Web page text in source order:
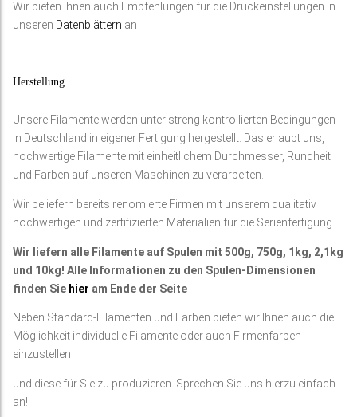
Wir bieten Ihnen auch Empfehlungen für die Druckeinstellungen in
unseren Datenblättern an
Herstellung
Unsere Filamente werden unter streng kontrollierten Bedingungen
in Deutschland in eigener Fertigung hergestellt. Das erlaubt uns,
hochwertige Filamente mit einheitlichem Durchmesser, Rundheit
und Farben auf unseren Maschinen zu verarbeiten.
Wir beliefern bereits renomierte Firmen mit unserem qualitativ
hochwertigen und zertifizierten Materialien für die Serienfertigung.
Wir liefern alle Filamente auf Spulen mit 500g, 750g, 1kg, 2,1kg
und 10kg! Alle Informationen zu den Spulen-Dimensionen
finden Sie hier am Ende der Seite
Neben Standard-Filamenten und Farben bieten wir Ihnen auch die
Möglichkeit individuelle Filamente oder auch Firmenfarben
einzustellen
und diese für Sie zu produzieren. Sprechen Sie uns hierzu einfach
an!